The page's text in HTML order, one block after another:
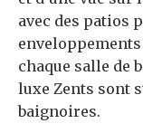
avec des patios
chaque salle de
luxe Zents sont
baignoires.